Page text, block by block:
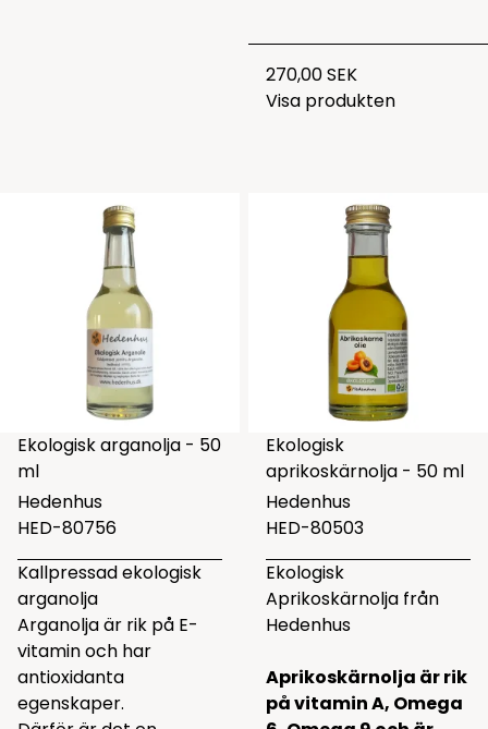
270,00 SEK
Visa produkten
Ekologisk arganolja - 50
ml
Hedenhus
HED-80756
Kallpressad ekologisk
arganolja
Arganolja är rik på E-
vitamin och har
antioxidanta
egenskaper.
Ekologisk
aprikoskärnolja - 50 ml
Hedenhus
HED-80503
Ekologisk
Aprikoskärnolja från
Hedenhus
Aprikoskärnolja är rik
på vitamin A, Omega